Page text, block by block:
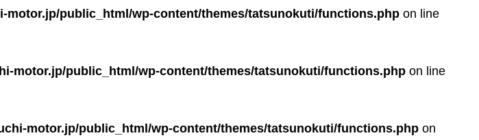
motor.jp/public_html/wp-content/themes/tatsunokuti/functions.php on line
motor.jp/public_html/wp-content/themes/tatsunokuti/functions.php on line
motor.jp/public_html/wp-content/themes/tatsunokuti/functions.php on